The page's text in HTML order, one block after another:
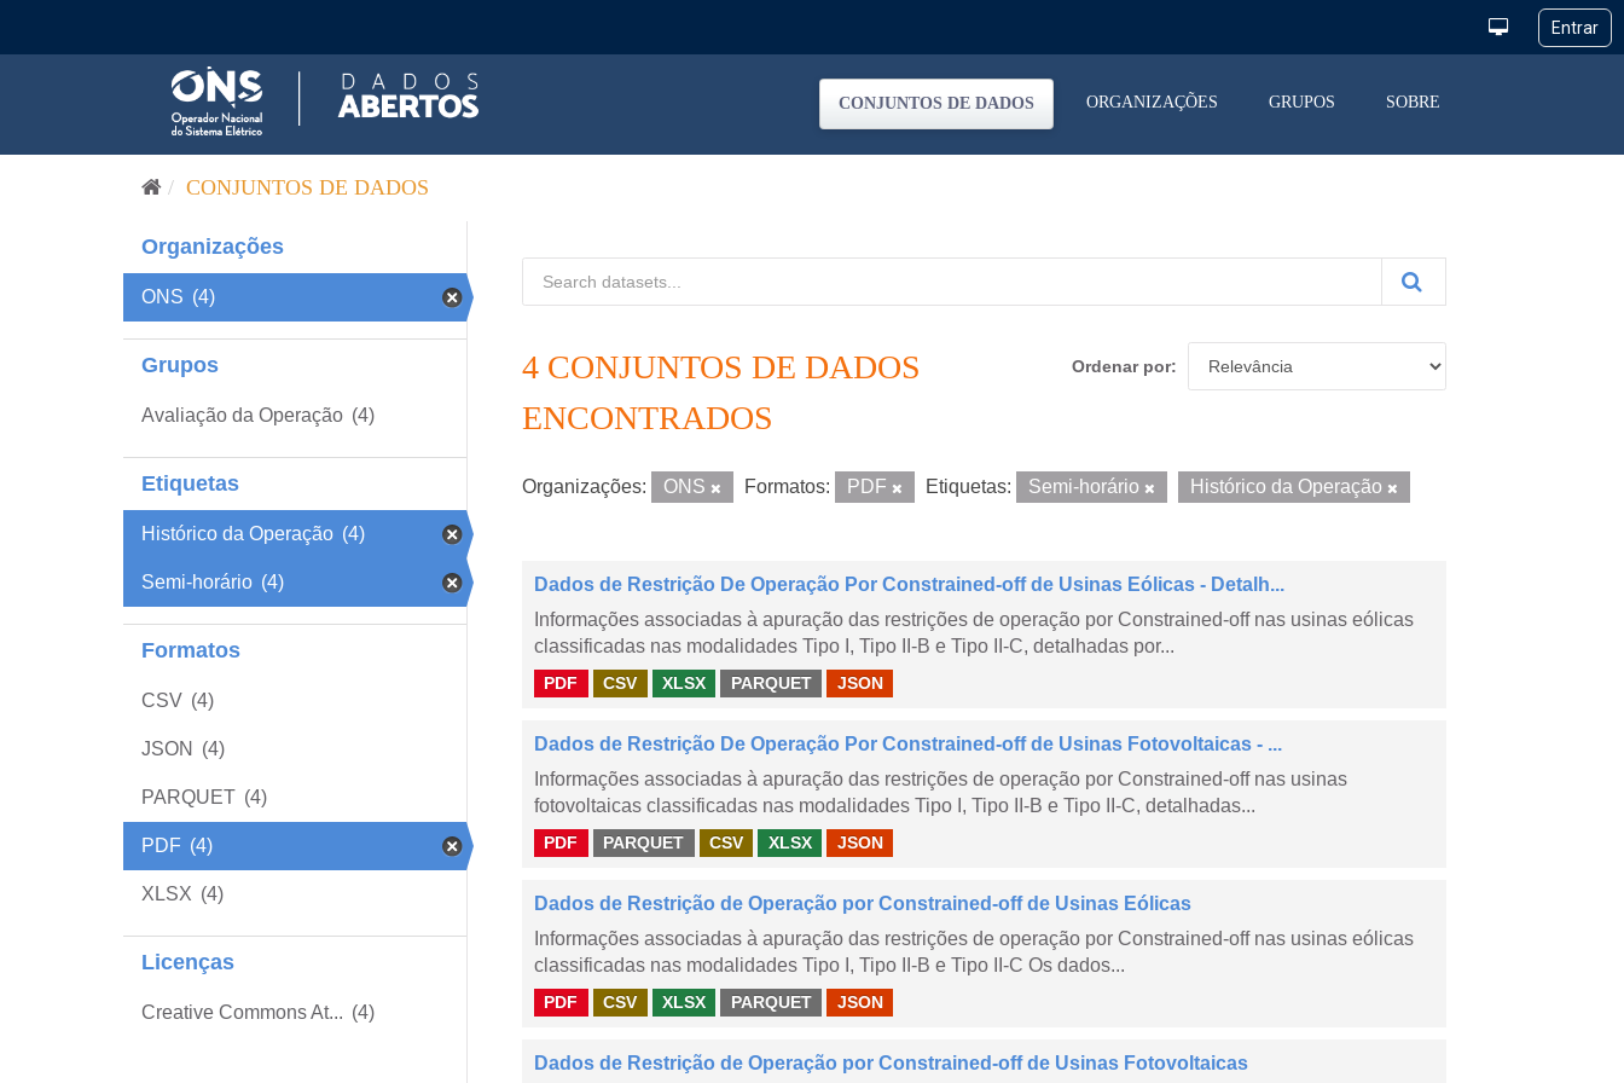
CONJUNTOS DE DADOS ORGANIZAÇÕES GRUPOS SOBRE
CONJUNTOS DE DADOS
Organizações
ONS (4)
Grupos
Avaliação da Operação (4)
Etiquetas
Histórico da Operação (4)
Semi-horário (4)
Formatos
CSV (4)
JSON (4)
PARQUET (4)
PDF (4)
XLSX (4)
Licenças
Creative Commons At... (4)
Ordenar por
4 CONJUNTOS DE DADOS
ENCONTRADOS
Organizações: ONS Formatos: PDF Etiquetas: Semi-horário Histórico da Operação
Dados de Restrição De Operação Por Constrained-off de Usinas Eólicas - Detalh...
Informações associadas à apuração das restrições de operação por Constrained-off nas usinas eólicas
classificadas nas modalidades Tipo I, Tipo II-B e Tipo II-C, detalhadas por...
PDF CSV XLSX PARQUET JSON
Dados de Restrição De Operação Por Constrained-off de Usinas Fotovoltaicas - ...
Informações associadas à apuração das restrições de operação por Constrained-off nas usinas
fotovoltaicas classificadas nas modalidades Tipo I, Tipo II-B e Tipo II-C, detalhadas...
PDF PARQUET CSV XLSX JSON
Dados de Restrição de Operação por Constrained-off de Usinas Eólicas
Informações associadas à apuração das restrições de operação por Constrained-off nas usinas eólicas
classificadas nas modalidades Tipo I, Tipo II-B e Tipo II-C Os dados...
PDF CSV XLSX PARQUET JSON
Dados de Restrição de Operação por Constrained-off de Usinas Fotovoltaicas